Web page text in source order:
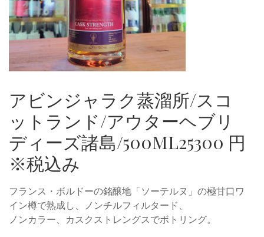
アビンジャラク蒸溜所/スコ
ットランド/アウターヘブリ
ディーズ諸島/500ML25300 円
※税込み
フランス・ボルドーの銘醸地「ソーテルヌ」の極甘口ワ
イン樽で熟成し、ノンチルフィルタード、
ノンカラー、カスクストレングスでボトリング。